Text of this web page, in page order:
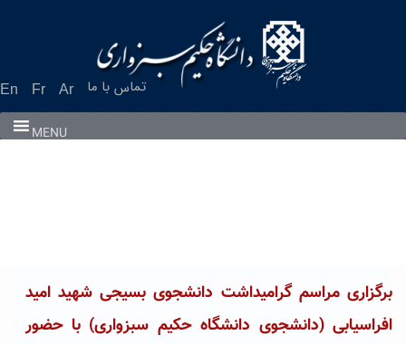
En Fr Ar تماس با ما
MENU
برگزاری مراسم گرامیداشت دانشجوی بسیجی شهید امید
افراسیابی (دانشجوی دانشگاه حکیم سبزواری) با حضور